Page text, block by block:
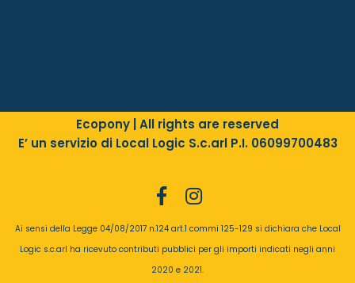
Ecopony | All rights are reserved
E’ un servizio di Local Logic S.c.arl P.I. 06099700483
Ai sensi della Legge 04/08/2017 n.124 art.1 commi 125-129 si dichiara che Local
Logic s.c.arl ha ricevuto contributi pubblici per gli importi indicati negli anni
2020 e 2021.